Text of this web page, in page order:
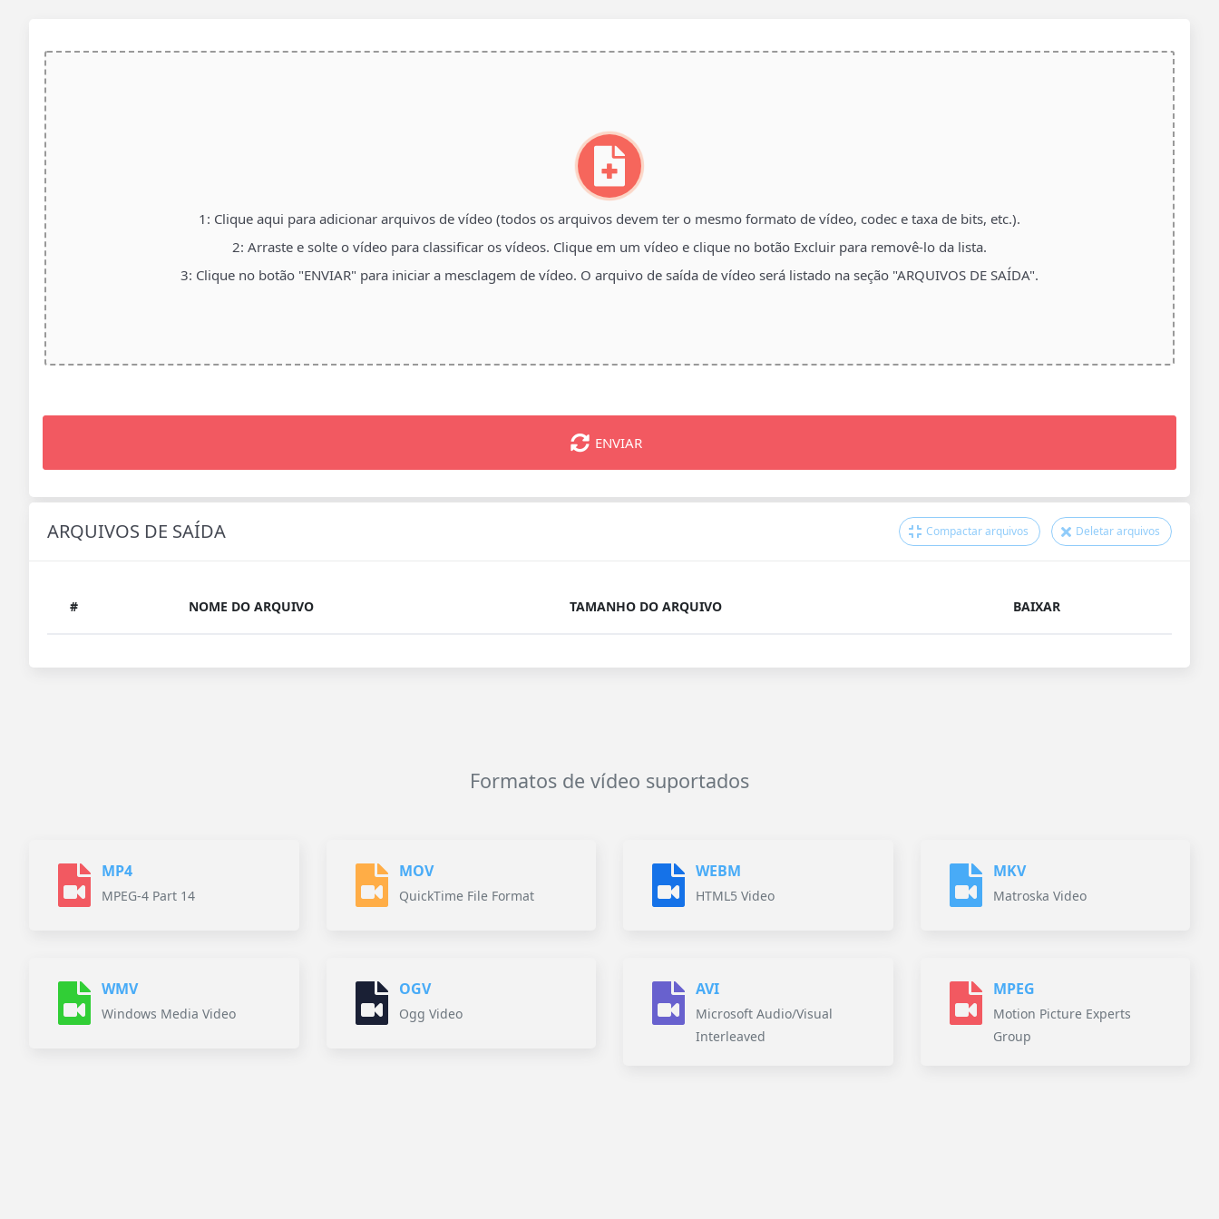
1: Clique aqui para adicionar arquivos de vídeo (todos os arquivos devem ter o mesmo formato de vídeo, codec e taxa de bits, etc.).
2: Arraste e solte o vídeo para classificar os vídeos. Clique em um vídeo e clique no botão Excluir para removê-lo da lista.
3: Clique no botão "ENVIAR" para iniciar a mesclagem de vídeo. O arquivo de saída de vídeo será listado na seção "ARQUIVOS DE SAÍDA".
ENVIAR
ARQUIVOS DE SAÍDA Compactar arquivos Deletar arquivos
# NOME DO ARQUIVO TAMANHO DO ARQUIVO BAIXAR
Formatos de vídeo suportados
MP4
MPEG-4 Part 14
MOV
QuickTime File Format
WEBM
HTML5 Video
MKV
Matroska Video
WMV
Windows Media Video
OGV
Ogg Video
AVI
Microsoft Audio/Visual
Interleaved
MPEG
Motion Picture Experts
Group